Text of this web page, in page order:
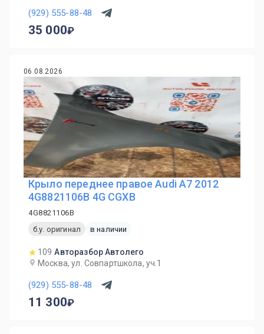
(929) 555-88-48
35 000
06.08.2026
Крыло переднее правое Audi A7 2012
4G8821106B 4G CGXB
4G8821106B
б.у. оригинал
в наличии
109 Авторазбор Автолего
Москва, ул. Совпартшкола, уч.1
(929) 555-88-48
11 300